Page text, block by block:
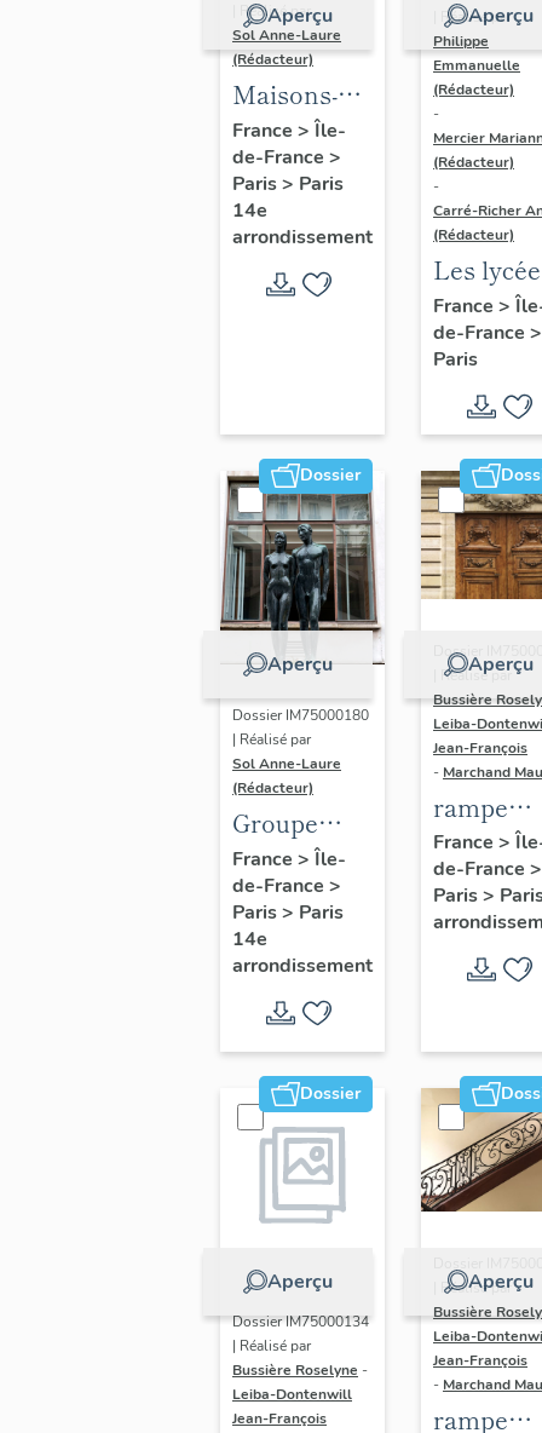
Aperçu
| Réalisé par
Sol Anne-Laure
(Rédacteur)
Maisons-
immeubles
France > Île-
de-France >
Paris> Paris
14e
arrondissement
Aperçu
| Réalisé par
Philippe
Emmanuelle
(Rédacteur)
-
Mercier
(Rédacteur)
-
Carré-Richer
(Rédacteur)
Les
Jean-
Dondel
Roger
Dhuit
France >
de-France >
Paris
Dossier
Aperçu
Dossier IM75000180
| Réalisé par
Sol Anne-Laure
(Rédacteur)
Groupe
sculpté :
Les
Adolescents
France > Île-
de-France >
Paris> Paris
14e
arrondissement
Aperçu
Dossier
| Réalisé par
Bussière
Leiba-
Jean-François
- Marchand
rampe
d'appui,
escalier
l' hôtel
(non
France >
de-France >
Paris>
Dossier
Aperçu
Dossier IM75000134
| Réalisé par
Bussière Roselyne -
Leiba-Dontenwill
Jean-François
Aperçu
| Réalisé par
Bussière
Leiba-
Jean-François
- Marchand
rampe